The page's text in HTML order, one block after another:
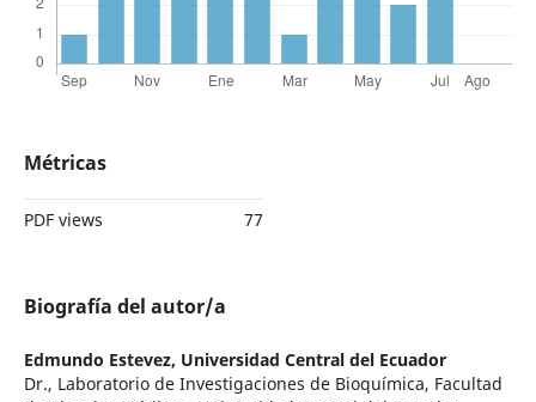
Métricas
PDF views 77
Biografía del autor/a
Edmundo Estevez, Universidad Central del Ecuador
Dr., Laboratorio de Investigaciones de Bioquímica, Facultad